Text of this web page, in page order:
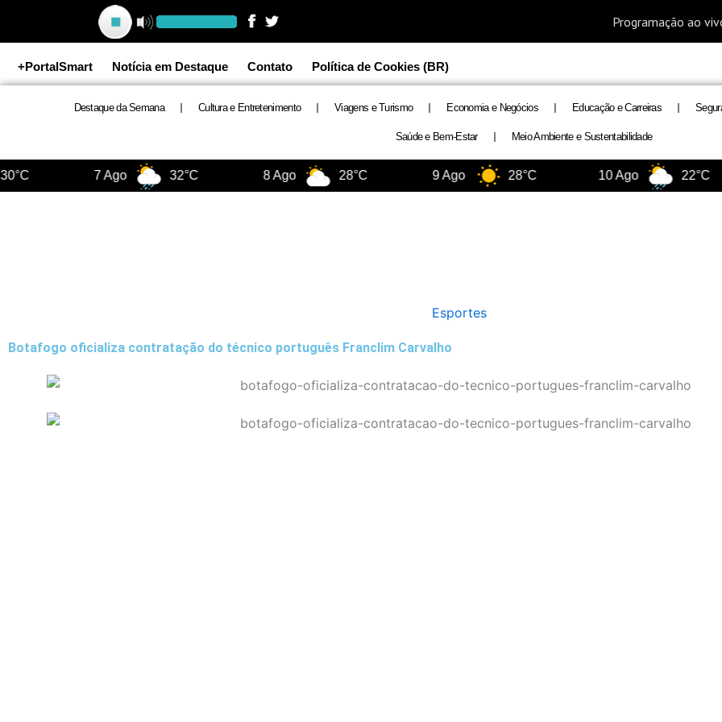
conteúdo
+PortalSmart Notícia em Destaque Contato Política de Cookies (BR)
Destaque da Semana Cultura e Entretenimento Viagens e Turismo Economia e Negócios Educação e Carreiras
Saúde e Bem-Estar Meio Ambiente e Sustentabilidade
7 Ago 32°C 8 Ago 28°C 9 Ago 28°C 10 Ago 22°C
Esportes
Botafogo oficializa contratação do técnico português Franclim Carvalho